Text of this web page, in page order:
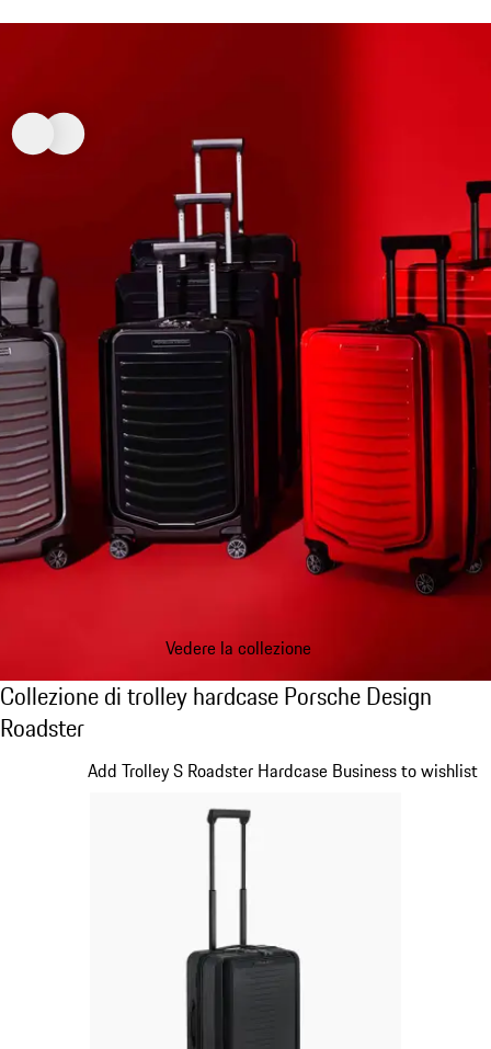
Vedere la collezione
Collezione di trolley hardcase Porsche
Collezione di trolley hardcase Porsche Design
Roadster
Add Trolley S Roadster Hardcase Business to wishlist
Diapositiva 1 di 20